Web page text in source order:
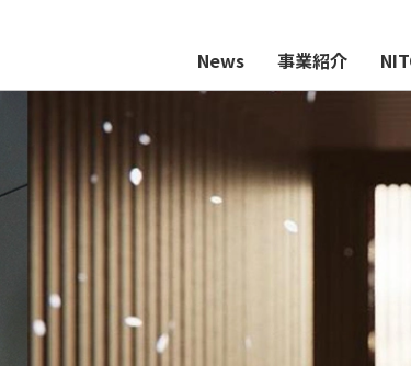
News 事業紹介
企業理念